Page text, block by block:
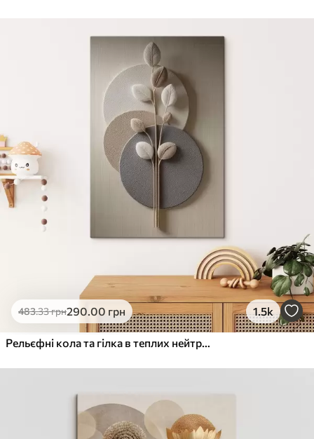
Яскраві, насичені кольори
Стійкість до вицвітання
Безпечне чорнило без запаху
Поверхня з текстурою полотна
Екологічний матеріал
Преміум
Від363
Яскраві, насичені кольори
Стійкість до вицвітання
Безпечне чорнило без запаху
Поверхня з текстурою полотна
Еко-Преміум
.00грн
✓Яскраві, насичені кольори
Поверхня з текстурою полотна
Екологічний матеріал
483.33грн290.00 грн 1.5k
Рельєфні кола та гілка в теплих нейтральних тонах